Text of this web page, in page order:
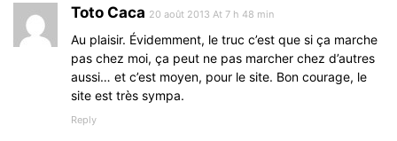
Toto Caca 20 août 2013 At 7 h 48 min
Au plaisir. Évidemment, le truc c’est que si ça marche
pas chez moi, ça peut ne pas marcher chez d’autres
aussi… et c’est moyen, pour le site. Bon courage, le
site est très sympa.
Reply